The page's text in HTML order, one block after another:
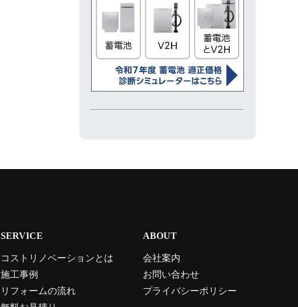
SERVICE
コストリノベーションとは
施工事例
リフォームの流れ
ABOUT
会社案内
お問い合わせ
プライバシーポリシー